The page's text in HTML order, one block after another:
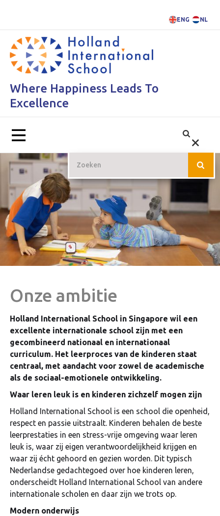
ENG NL
Where Happiness Leads To
Excellence
Onze ambitie
Holland International School in Singapore wil een
excellente internationale school zijn met een
gecombineerd nationaal en internationaal
curriculum. Het leerproces van de kinderen staat
centraal, met aandacht voor zowel de academische
als de sociaal-emotionele ontwikkeling.
Waar leren leuk is en kinderen zichzelf mogen zijn
Holland International School is een school die openheid,
respect en passie uitstraalt. Kinderen behalen de beste
leerprestaties in een stress-vrije omgeving waar leren
leuk is, waar zij eigen verantwoordelijkheid krijgen en
waar zij écht gehoord en gezien worden. Dit typisch
Nederlandse gedachtegoed over hoe kinderen leren,
onderscheidt Holland International School van andere
internationale scholen en daar zijn we trots op.
Modern onderwijs